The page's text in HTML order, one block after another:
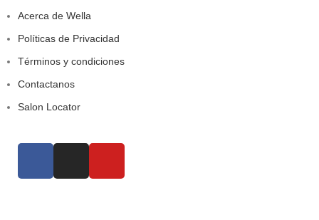
Acerca de Wella
Políticas de Privacidad
Términos y condiciones
Contactanos
Salon Locator